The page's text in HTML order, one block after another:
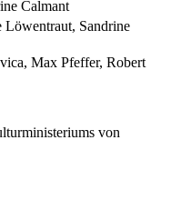
Calmant
Löwentraut, Sandrine
Max Pfeffer, Robert
von